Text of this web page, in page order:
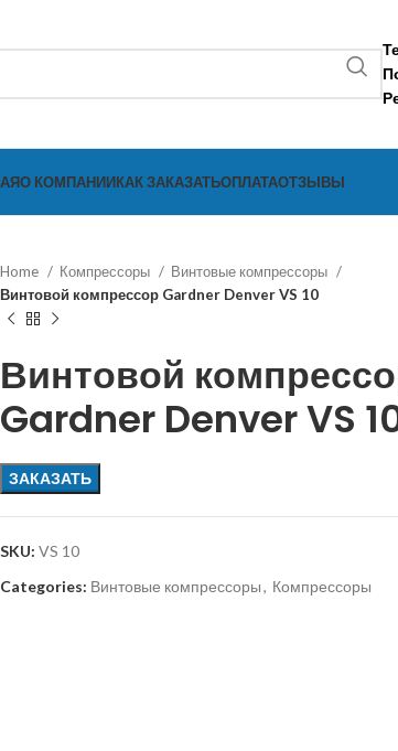
О КОМПАНИИКАК ЗАКАЗАТЬОПЛАТАОТЗЫВЫ
Home Компрессоры
Винтовые компрессоры
Винтовой компрессор Gardner Denver VS 10
Винтовой
Gardner Denver VS
ЗАКАЗАТЬ
SKU: VS 10
Categories: Винтовые компрессоры, Компрессоры